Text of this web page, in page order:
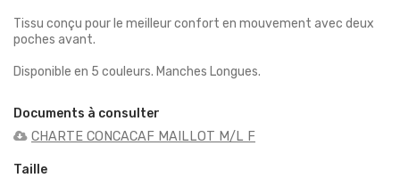
Tissu conçu pour le meilleur confort en mouvement avec deux
poches avant.
Disponible en 5 couleurs. Manches Longues.
Documents à consulter
CHARTE CONCACAF MAILLOT M/L F
Taille